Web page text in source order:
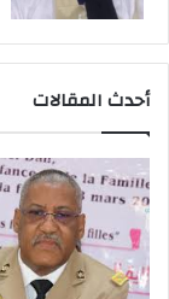
أحدث المقالات